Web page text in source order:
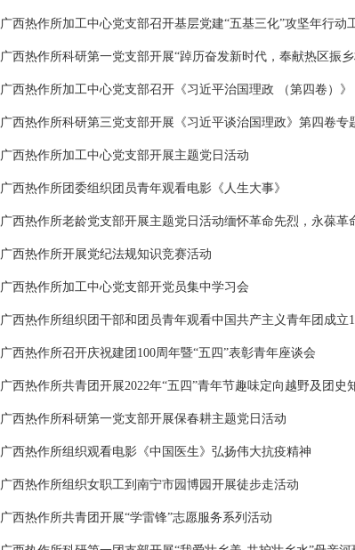
广西热作所加工中心党支部召开基层党建“五基三化”攻坚年行动
广西热作所科研第一党支部开展“踔历奋发新时代，奉献热区振
广西热作所加工中心党支部召开《习近平治国理政 （第四卷）
广西热作所科研第三党支部开展《习近平谈治国理政》第四卷专
广西热作所加工中心党支部开展主题党日活动
广西热作所团委组织团员青年观看电影《人生大事》
广西热作所老龄党支部开展主题党日活动缅怀革命先烈，永葆革
广西热作所开展党纪法规知识竞赛活动
广西热作所加工中心党支部开党员集中学习会
广西热作所组织团干部和团员青年观看中国共产主义青年团成立
广西热作所召开庆祝建团100周年暨“五四”表彰青年座谈会
广西热作所共青团开展2022年“五四”青年节趣味定向越野及团史
广西热作所科研第一党支部开展保春耕主题党日活动
广西热作所组织观看电影《中国医生》弘扬伟大抗疫精神
广西热作所组织女职工到南宁市园博园开展徒步走活动
广西热作所共青团开展“学雷锋”志愿服务系列活动